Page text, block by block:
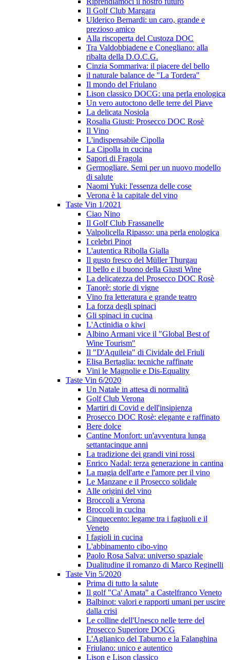
Il Golf Club Margara
Ulderico Bernardi: un caro, grande e
prezioso amico
Alla riscoperta del Custoza DOC
Tra Valdobbiadene e Conegliano: alla
ribalta della D.O.C.G.
Cinzia Sommariva: il piacere del bello
il naturale balance de "La Tordera"
Il mondo del Friulano
Lison classico DOCG: una perla enologica
Un vero autoctono delle terre del Piave
La delicata Nosiola
Rosalia Giusti: Prosecco DOC Rosè
Il Vino
L'indispensabile Cipolla
La Cipolla in cucina
Sapori di Fragola
Germogliare. Semi per un nuovo modello
di salute
Naomi Yuki: l'essenza delle cose
Verona è la capitale del vino
Taste Vin 1/2021
Ciao Nino
Il Golf Club Frassanelle
Valpolicella Ripasso: una perla enologica
I celebri Pinot
L'autentica Ribolla Gialla
Il gusto fresco del Müller Thurgau
Il bello e il buono della Giusti Wine
La delicatezza del Prosecco DOC Rosè
Tanorè: storie di vigne
Vino fra letteratura e grande teatro
La forza degli spinaci
Gli spinaci in cucina
L'Actinidia o kiwi
Albino Armani vice il "Global Best of
Wine Tourism"
Il "D'Aquileia" di Cividale del Friuli
Elisa Bertaglia: tecniche raffinate
Vini le Magnolie e Dis-Equality
Taste Vin 6/2020
Un Natale in attesa di normalità
Golf Club Verona
Martiri di Covid e dell'insipienza
Prosecco DOC Rosè: elegante e raffinato
Bere dolce
Cantine Monfort: un'avventura lunga
settantacinque anni
La tradizione dei grandi vini rossi
Enrico Nadal: terza generazione in cantina
La magia dell'arte e l'amore per il vino
Le Manzane e il Prosecco solidale
Alle origini del vino
Broccoli a Verona
Broccoli in cucina
Cinquecento: legame tra i fagiuoli e il
Veneto
I fagioli in cucina
L'abbinamento cibo-vino
Paolo Rosa Salva: universo spaziale
Dualitudine il romanzo di Marco Reginelli
Taste Vin 5/2020
Prima di tutto la salute
Il golf "Ca' Amata" a Castelfranco Veneto
Balbinot: valori e rapporti umani per uscire
dalla crisi
Le colline dell'Unesco nelle terre del
Prosecco Superiore DOCG
L'Aglianico del Taburno e la Falanghina
Friulano: unico e autentico
Lison e Lison classico